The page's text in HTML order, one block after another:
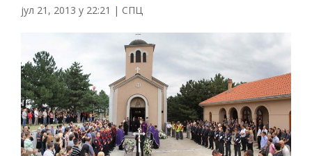
јул 21, 2013 у 22:21 | СПЦ